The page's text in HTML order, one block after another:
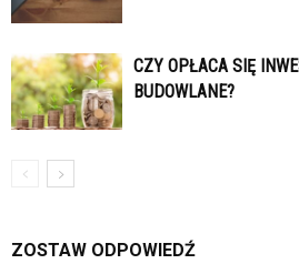
CZY OPŁACA SIĘ
BUDOWLANE?
ZOSTAW ODPOWIEDŹ